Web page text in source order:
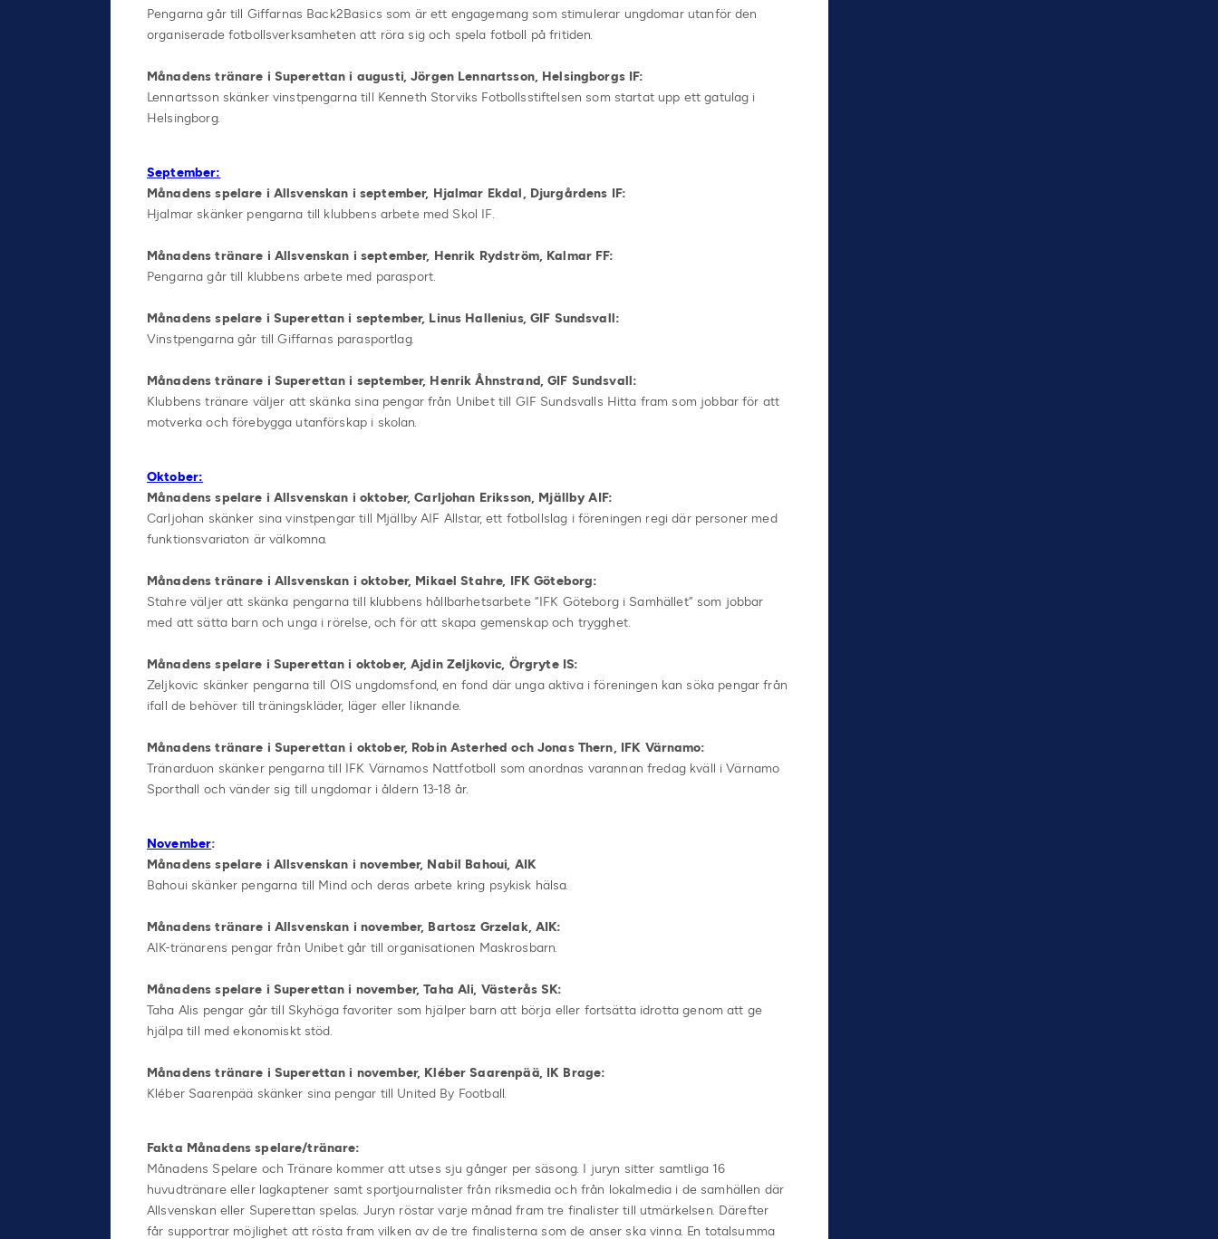
Pengarna går till Giffarnas Back2Basics som är ett engagemang som stimulerar ungdomar utanför den
organiserade fotbollsverksamheten att röra sig och spela fotboll på fritiden.
Månadens tränare i Superettan i augusti, Jörgen Lennartsson, Helsingborgs IF:
Lennartsson skänker vinstpengarna till Kenneth Storviks Fotbollsstiftelsen som startat upp ett gatulag i
Helsingborg.
September:
Månadens spelare i Allsvenskan i september, Hjalmar Ekdal, Djurgårdens IF:
Hjalmar skänker pengarna till klubbens arbete med Skol IF.
Månadens tränare i Allsvenskan i september, Henrik Rydström, Kalmar FF:
Pengarna går till klubbens arbete med parasport.
Månadens spelare i Superettan i september, Linus Hallenius, GIF Sundsvall:
Vinstpengarna går till Giffarnas parasportlag.
Månadens tränare i Superettan i september, Henrik Åhnstrand, GIF Sundsvall:
Klubbens tränare väljer att skänka sina pengar från Unibet till GIF Sundsvalls Hitta fram som jobbar för att
motverka och förebygga utanförskap i skolan.
Oktober:
Månadens spelare i Allsvenskan i oktober, Carljohan Eriksson, Mjällby AIF:
Carljohan skänker sina vinstpengar till Mjällby AIF Allstar, ett fotbollslag i föreningen regi där personer med
funktionsvariaton är välkomna.
Månadens tränare i Allsvenskan i oktober, Mikael Stahre, IFK Göteborg:
Stahre väljer att skänka pengarna till klubbens hållbarhetsarbete “IFK Göteborg i Samhället” som jobbar
med att sätta barn och unga i rörelse, och för att skapa gemenskap och trygghet.
Månadens spelare i Superettan i oktober, Ajdin Zeljkovic, Örgryte IS:
Zeljkovic skänker pengarna till ÖIS ungdomsfond, en fond där unga aktiva i föreningen kan söka pengar från
ifall de behöver till träningskläder, läger eller liknande.
Månadens tränare i Superettan i oktober, Robin Asterhed och Jonas Thern, IFK Värnamo:
Tränarduon skänker pengarna till IFK Värnamos Nattfotboll som anordnas varannan fredag kväll i Värnamo
Sporthall och vänder sig till ungdomar i åldern 13-18 år.
November:
Månadens spelare i Allsvenskan i november, Nabil Bahoui, AIK
Bahoui skänker pengarna till Mind och deras arbete kring psykisk hälsa.
Månadens tränare i Allsvenskan i november, Bartosz Grzelak, AIK:
AIK-tränarens pengar från Unibet går till organisationen Maskrosbarn.
Månadens spelare i Superettan i november, Taha Ali, Västerås SK:
Taha Alis pengar går till Skyhöga favoriter som hjälper barn att börja eller fortsätta idrotta genom att ge
hjälpa till med ekonomiskt stöd.
Månadens tränare i Superettan i november, Kléber Saarenpää, IK Brage:
Kléber Saarenpää skänker sina pengar till United By Football.
Fakta Månadens spelare/tränare:
Månadens Spelare och Tränare kommer att utses sju gånger per säsong. I juryn sitter samtliga 16
huvudtränare eller lagkaptener samt sportjournalister från riksmedia och från lokalmedia i de samhällen där
Allsvenskan eller Superettan spelas. Juryn röstar varje månad fram tre finalister till utmärkelsen. Därefter
får supportrar möjlighet att rösta fram vilken av de tre finalisterna som de anser ska vinna. En totalsumma